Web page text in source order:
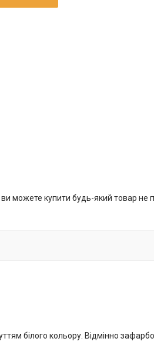
ви можете купити будь-який товар не
білого кольору. Відмінно